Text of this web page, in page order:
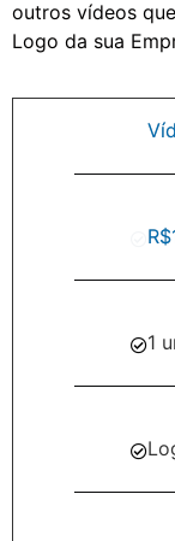
outros vídeos
Logo da sua
1